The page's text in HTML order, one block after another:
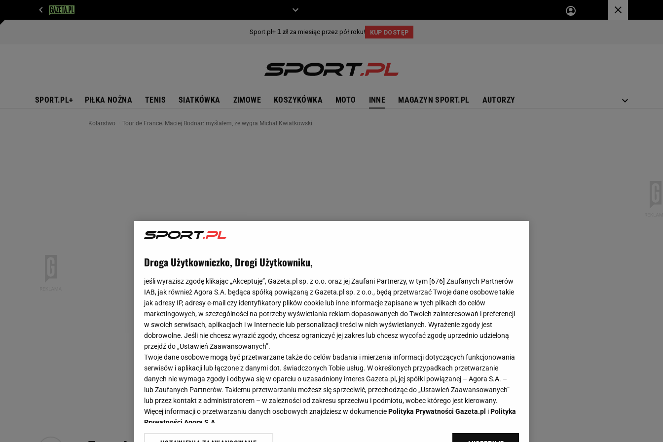
SPORT.PL+ PIŁKA NOŻNA TENIS SIATKÓWKA ZIMOWE KOSZYKÓWKA MOTO INNE MAGAZYN SPORT.PL AUTORZY
Kolarstwo Tour de France. Maciej Bodnar: myślałem, że wygra Michał Kwiatkowski
Droga Użytkowniczko, Drogi Użytkowniku,
jeśli wyrazisz zgodę klikając „Akceptuję”, Gazeta.pl sp. z o.o. oraz jej Zaufani Partnerzy, w tym [676] Zaufanych Partnerów
IAB, jak również Agora S.A. będąca spółką powiązaną z Gazeta.pl sp. z o.o., będą przetwarzać Twoje dane osobowe takie
jak adresy IP, adresy e-mail czy identyfikatory plików cookie lub inne informacje zapisane w tych plikach do celów
marketingowych, w szczególności na potrzeby wyświetlania reklam dopasowanych do Twoich zainteresowań i preferencji
w swoich serwisach, aplikacjach i w Internecie lub personalizacji treści w nich wyświetlanych. Wyrażenie zgody jest
dobrowolne. Jeśli nie chcesz wyrazić zgody, chcesz ograniczyć jej zakres lub chcesz wycofać zgodę uprzednio udzieloną
przejdź do „Ustawień Zaawansowanych”.
Twoje dane osobowe mogą być przetwarzane także do celów badania i mierzenia informacji dotyczących funkcjonowania
serwisów i aplikacji lub łączone z danymi dot. świadczonych Tobie usług. W określonych przypadkach przetwarzanie
danych nie wymaga zgody i odbywa się w oparciu o uzasadniony interes Gazeta.pl, jej spółki powiązanej – Agora S.A. –
lub Zaufanych Partnerów. Takiemu przetwarzaniu możesz się sprzeciwić, przechodząc do „Ustawień Zaawansowanych”
lub przez kontakt z administratorem – w zależności od zakresu sprzeciwu i podmiotu, wobec którego jest kierowany.
Więcej informacji o przetwarzaniu danych osobowych znajdziesz w dokumenciePolityka Prywatności Gazeta.pl iPolityka
Prywatności Agora S.A.